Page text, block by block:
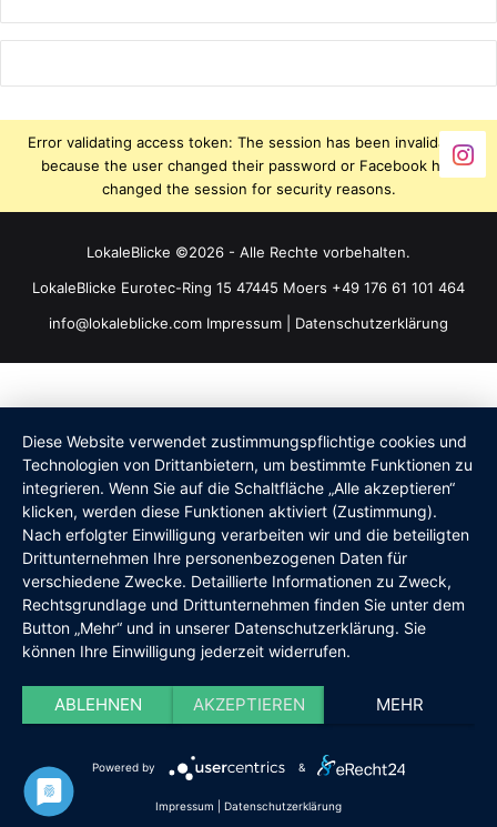
Error validating access token: The session has been invalidated
because the user changed their password or Facebook has
changed the session for security reasons.
LokaleBlicke ©2026 - Alle Rechte vorbehalten.
LokaleBlicke Eurotec-Ring 15 47445 Moers +49 176 61 101 464
info@lokaleblicke.com Impressum Datenschutzerklärung
Diese Website verwendet zustimmungspflichtige cookies und
Technologien von Drittanbietern, um bestimmte Funktionen zu
integrieren. Wenn Sie auf die Schaltfläche „Alle akzeptieren“
klicken, werden diese Funktionen aktiviert (Zustimmung).
Nach erfolgter Einwilligung verarbeiten wir und die beteiligten
Drittunternehmen Ihre personenbezogenen Daten für
verschiedene Zwecke. Detaillierte Informationen zu Zweck,
Rechtsgrundlage und Drittunternehmen finden Sie unter dem
Button „Mehr“ und in unserer Datenschutzerklärung. Sie
können Ihre Einwilligung jederzeit widerrufen.
ABLEHNEN AKZEPTIEREN MEHR
Powered by &
Impressum Datenschutzerklärung